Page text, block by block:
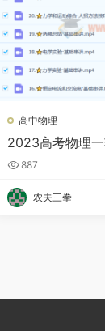
高中物理
2023高考物理
班直播 王羽 更新
887
农夫三拳